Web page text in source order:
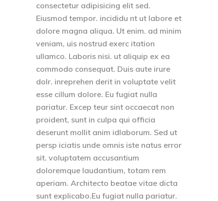
consectetur adipisicing elit sed.
Eiusmod tempor. incididu nt ut labore et
dolore magna aliqua. Ut enim. ad minim
veniam, uis nostrud exerc itation
ullamco. Laboris nisi. ut aliquip ex ea
commodo consequat. Duis aute irure
dolr. inreprehen derit in voluptate velit
esse cillum dolore. Eu fugiat nulla
pariatur. Excep teur sint occaecat non
proident, sunt in culpa qui officia
deserunt mollit anim idlaborum. Sed ut
persp iciatis unde omnis iste natus error
sit. voluptatem accusantium
doloremque laudantium, totam rem
aperiam. Architecto beatae vitae dicta
sunt explicabo.Eu fugiat nulla pariatur.